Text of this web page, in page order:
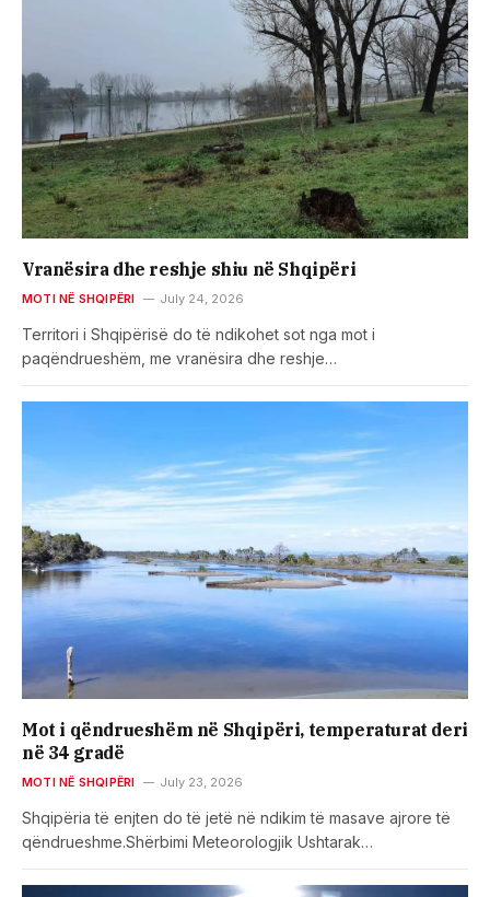
Vranësira dhe reshje shiu në Shqipëri
MOTI NË SHQIPËRI July 24, 2026
Territori i Shqipërisë do të ndikohet sot nga mot i
paqëndrueshëm, me vranësira dhe reshje…
Mot i qëndrueshëm në Shqipëri, temperaturat deri
në 34 gradë
MOTI NË SHQIPËRI July 23, 2026
Shqipëria të enjten do të jetë në ndikim të masave ajrore të
qëndrueshme.Shërbimi Meteorologjik Ushtarak…